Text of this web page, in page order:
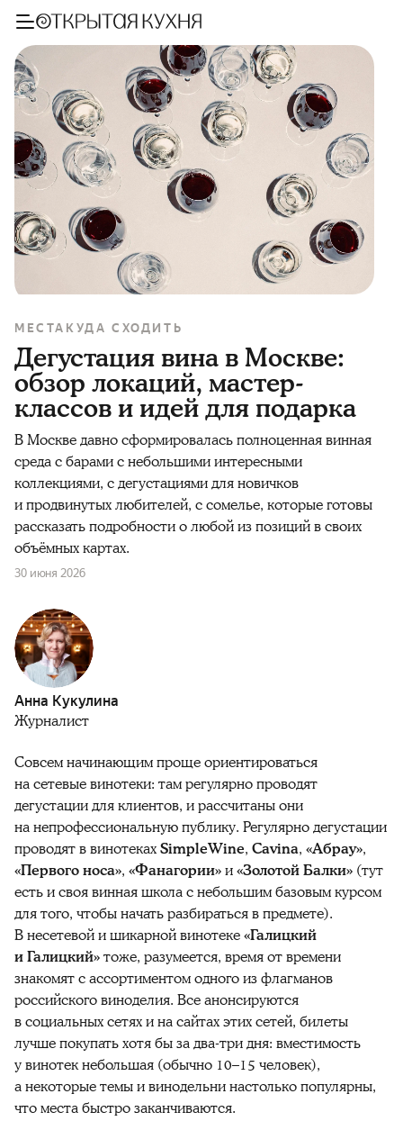
МЕСТА КУДА СХОДИТЬ
Дегустация вина в Москве:
обзор локаций, мастер-
классов и идей для подарка
В Москве давно сформировалась полноценная винная
среда с барами с небольшими интересными
коллекциями, с дегустациями для новичков
и продвинутых любителей, с сомелье, которые готовы
рассказать подробности о любой из позиций в своих
объёмных картах.
30 июня 2026
Анна Кукулина
Журналист
Совсем начинающим проще ориентироваться
на сетевые винотеки: там регулярно проводят
дегустации для клиентов, и рассчитаны они
на непрофессиональную публику. Регулярно дегустации
проводят в винотекахSimpleWine, Cavina, «Абрау»,
«Первого носа», «Фанагории»и«Золотой Балки» (тут
есть и своя винная школа с небольшим базовым курсом
для того, чтобы начать разбираться в предмете).
В несетевой и шикарной винотеке«Галицкий
и Галицкий»тоже, разумеется, время от времени
знакомят с ассортиментом одного из флагманов
российского виноделия. Все анонсируются
в социальных сетях и на сайтах этих сетей, билеты
лучше покупать хотя бы за два-три дня: вместимость
у винотек небольшая (обычно 10–15 человек),
а некоторые темы и винодельни настолько популярны,
что места быстро заканчиваются.